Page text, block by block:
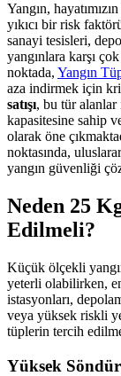
Yangın,
yıkıcı bir risk
sanayi tesisleri,
yangınlara karşı
noktada, Yangın
aza indirmek için
satışı, bu tür alanlar
kapasitesine sahip
olarak öne
noktasında,
yangın güvenliği
Neden 25
Edilmeli?
Küçük ölçekli
yeterli olabilirken,
istasyonları,
veya yüksek riskli
tüplerin tercih
Yüksek